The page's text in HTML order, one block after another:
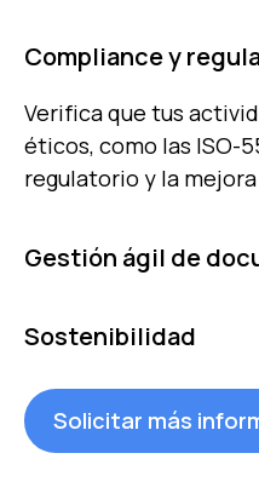
Compliance y
Verifica que tus
éticos, como las ISO-
regulatorio y la
Gestión ágil de
manuales, seguros,
Sostenibilidad
Aplica planes de
regulaciones
activos, reduce tu
Solicitar más